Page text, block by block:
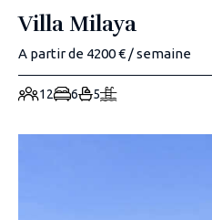
Villa Milaya
A partir de 4200 € / semaine
12 6 5